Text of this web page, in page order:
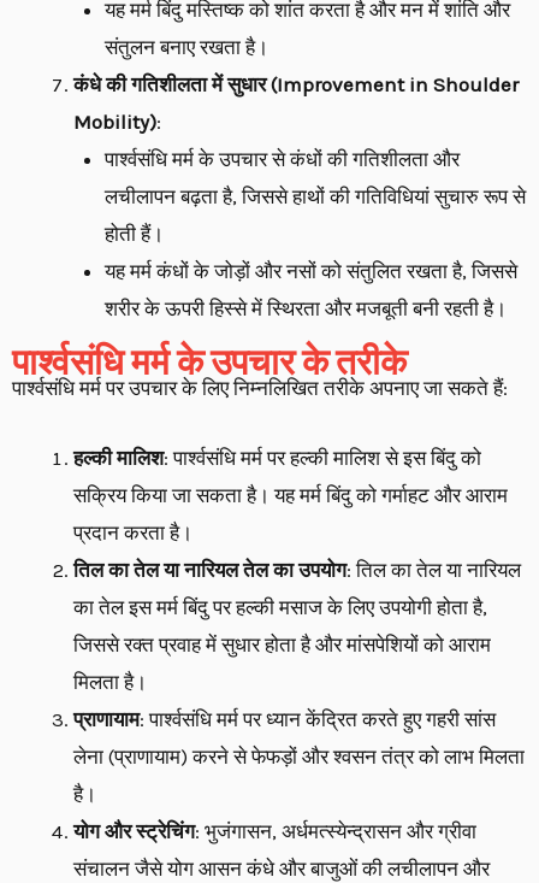
यह मर्म बिंदु मस्तिष्क को शांत करता है और मन में शांति और
संतुलन बनाए रखता है।
कंधे की गतिशीलता में सुधार (Improvement in Shoulder
Mobility):
पार्श्वसंधि मर्म के उपचार से कंधों की गतिशीलता और
लचीलापन बढ़ता है, जिससे हाथों की गतिविधियां सुचारु रूप से
होती हैं।
यह मर्म कंधों के जोड़ों और नसों को संतुलित रखता है, जिससे
शरीर के ऊपरी हिस्से में स्थिरता और मजबूती बनी रहती है।
पार्श्वसंधि मर्म के उपचार के तरीके
पार्श्वसंधि मर्म पर उपचार के लिए निम्नलिखित तरीके अपनाए जा सकते हैं:
हल्की मालिश: पार्श्वसंधि मर्म पर हल्की मालिश से इस बिंदु को
सक्रिय किया जा सकता है। यह मर्म बिंदु को गर्माहट और आराम
प्रदान करता है।
तिल का तेल या नारियल तेल का उपयोग: तिल का तेल या नारियल
का तेल इस मर्म बिंदु पर हल्की मसाज के लिए उपयोगी होता है,
जिससे रक्त प्रवाह में सुधार होता है और मांसपेशियों को आराम
मिलता है।
प्राणायाम: पार्श्वसंधि मर्म पर ध्यान केंद्रित करते हुए गहरी सांस
लेना (प्राणायाम) करने से फेफड़ों और श्वसन तंत्र को लाभ मिलता
है।
योग और स्ट्रेचिंग: भुजंगासन, अर्धमत्स्येन्द्रासन और ग्रीवा
संचालन जैसे योग आसन कंधे और बाजुओं की लचीलापन और